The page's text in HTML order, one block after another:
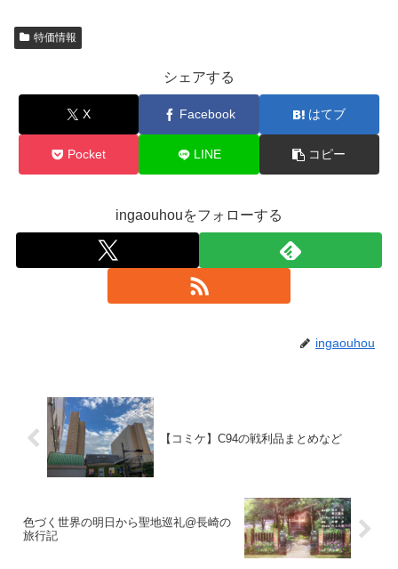
特価情報
シェアする
X Facebook はてブ
Pocket LINE コピー
ingaouhouをフォローする
ingaouhou
【コミケ】C94の戦利品まとめなど
色づく世界の明日から聖地巡礼@長崎の
旅行記